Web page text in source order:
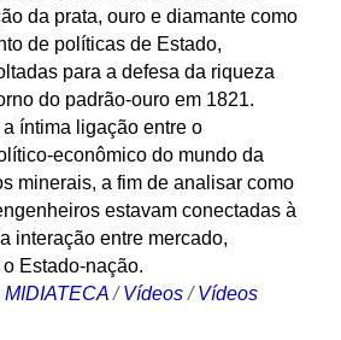
da prata, ouro e diamante como
de políticas de Estado,
para a defesa da riqueza
do padrão-ouro em 1821.
íntima ligação entre o
econômico do mundo da
minerais, a fim de analisar como
estavam conectadas à
interação entre mercado,
Estado-nação.
MIDIATECA /Vídeos /Vídeos